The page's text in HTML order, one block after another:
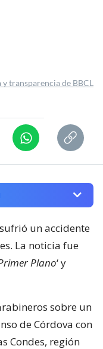
y transparencia de BBCL
un accidente
La noticia fue
Plano‘ y
sobre un
de Córdova con
Condes, región